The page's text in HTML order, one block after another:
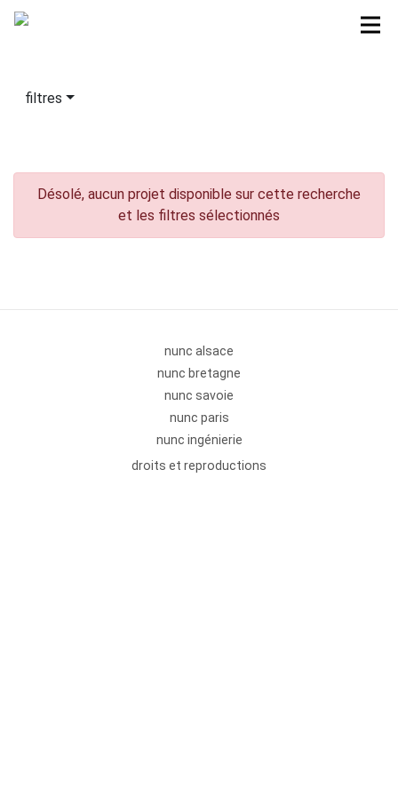
filtres
Désolé, aucun projet disponible sur cette recherche
et les filtres sélectionnés
nunc alsace
nunc bretagne
nunc savoie
nunc paris
nunc ingénierie
droits et reproductions